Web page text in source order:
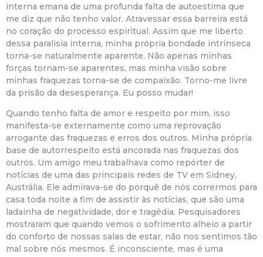
interna emana de uma profunda falta de autoestima que
me diz que não tenho valor. Atravessar essa barreira está
no coração do processo espiritual. Assim que me liberto
dessa paralisia interna, minha própria bondade intrínseca
torna-se naturalmente aparente. Não apenas minhas
forças tornam-se aparentes, mas minha visão sobre
minhas fraquezas torna-se de compaixão. Torno-me livre
da prisão da desesperança. Eu posso mudar!
Quando tenho falta de amor e respeito por mim, isso
manifesta-se externamente como uma reprovação
arrogante das fraquezas e erros dos outros. Minha própria
base de autorrespeito está ancorada nas fraquezas dos
outros. Um amigo meu trabalhava como repórter de
notícias de uma das principais redes de TV em Sidney,
Austrália. Ele admirava-se do porquê de nós corrermos para
casa toda noite a fim de assistir às notícias, que são uma
ladainha de negatividade, dor e tragédia. Pesquisadores
mostraram que quando vemos o sofrimento alheio a partir
do conforto de nossas salas de estar, não nos sentimos tão
mal sobre nós mesmos. É inconsciente, mas é uma